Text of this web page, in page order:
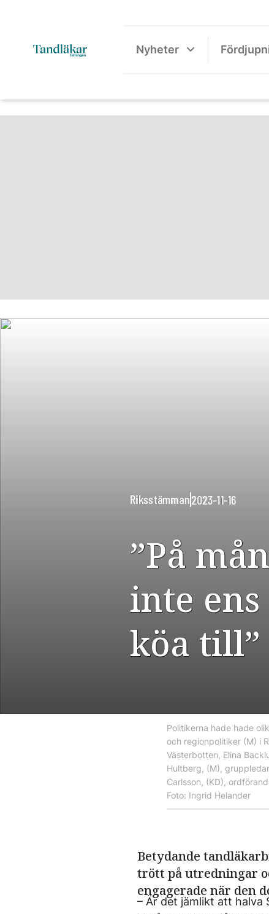
Nyheter
Riksstämman2023-11-16
”På
inte
köa till”
Politikerna hade hade
och regionpolitiker (M) i
Västerbotten, Elina
Hultberg, (M),
Carlsson, (KD),
Foto: Ingrid Helander
Betydande
trött på utredningar
engagerade när den
– Är det jämlikt att halva